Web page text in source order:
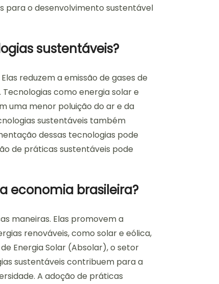
para o desenvolvimento sustentável
sustentáveis?
reduzem a emissão de gases de
como energia solar e
uma menor poluição do ar e da
sustentáveis também
dessas tecnologias pode
de práticas sustentáveis pode
economia brasileira?
maneiras. Elas promovem a
renováveis, como solar e eólica,
Energia Solar (Absolar), o setor
sustentáveis contribuem para a
A adoção de práticas